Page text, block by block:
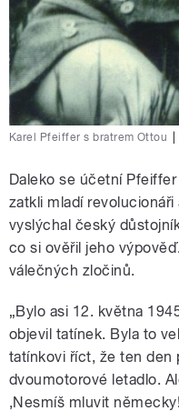
Karel Pfeiffer s bratrem Ottou
Daleko se účetní
zatkli mladí
vyslýchal český
co si ověřil jeho
válečných zločinů.
„Bylo asi 12. května
objevil tatínek. Byla to
tatínkovi říct, že ten den
dvoumotorové letadlo.
‚Nesmíš mluvit